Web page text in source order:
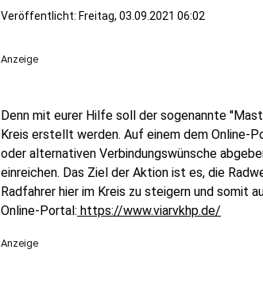
Veröffentlicht: Freitag, 03.09.2021 06:02
Anzeige
Denn mit eurer Hilfe soll der sogenannte
Kreis erstellt werden. Auf einem dem Online-
oder alternativen Verbindungswünsche
einreichen. Das Ziel der Aktion ist es, die
Radfahrer hier im Kreis zu steigern und somit
Online-Portal: https://www.viarvkhp.de/
Anzeige